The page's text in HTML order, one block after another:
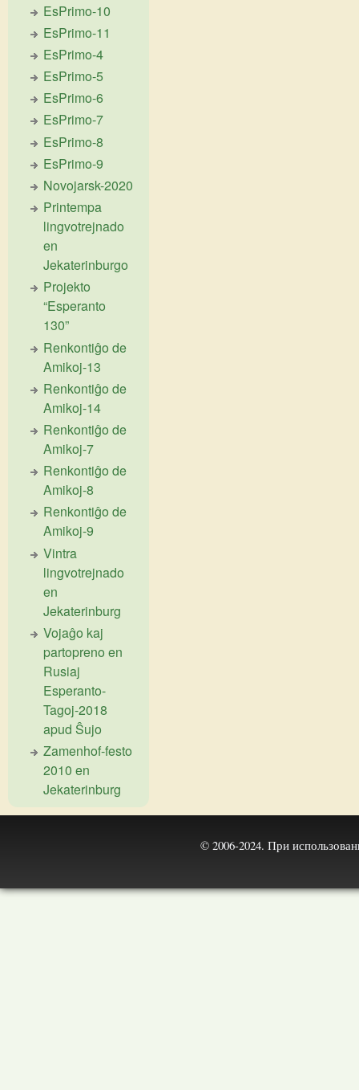
EsPrimo-10
EsPrimo-11
EsPrimo-4
EsPrimo-5
EsPrimo-6
EsPrimo-7
EsPrimo-8
EsPrimo-9
Novojarsk-2020
Printempa
lingvotrejnado
en
Jekaterinburgo
Projekto
“Esperanto
130”
Renkontiĝo de
Amikoj-13
Renkontiĝo de
Amikoj-14
Renkontiĝo de
Amikoj-7
Renkontiĝo de
Amikoj-8
Renkontiĝo de
Amikoj-9
Vintra
lingvotrejnado
en
Jekaterinburg
Vojaĝo kaj
partopreno en
Rusiaj
Esperanto-
Tagoj-2018
apud Ŝujo
Zamenhof-festo
2010 en
Jekaterinburg
© 2006-2024. При